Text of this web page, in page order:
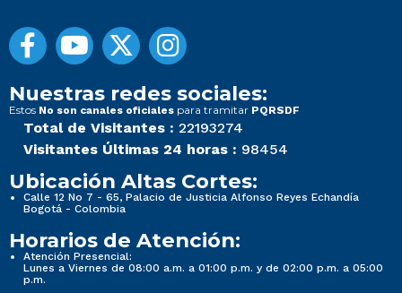
Nuestras redes sociales:
Estos No son canales oficiales para tramitar PQRSDF
Total de Visitantes : 22193274
Visitantes Últimas 24 horas : 98454
Ubicación Altas Cortes:
Calle 12 No 7 - 65, Palacio de Justicia Alfonso Reyes Echandía
Bogotá - Colombia
Horarios de Atención:
Atención Presencial:
Lunes a Viernes de 08:00 a.m. a 01:00 p.m. y de 02:00 p.m. a 05:00
p.m.